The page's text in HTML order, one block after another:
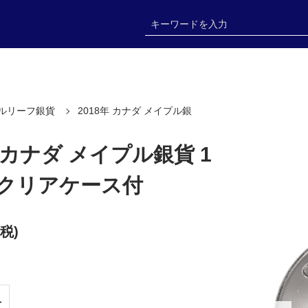
リーフ銀貨 2018年 カナダ メイプル銀
ナダ メイプル銀貨 1
リアケース付
)